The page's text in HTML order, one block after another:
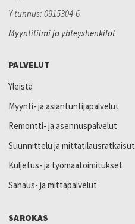
Y-tunnus: 0915304-6
Myyntitiimi ja yhteyshenkilöt
PALVELUT
Yleistä
Myynti- ja asiantuntijapalvelut
Remontti- ja asennuspalvelut
Suunnittelu ja mittatilausratkaisut
Kuljetus- ja työmaatoimitukset
Sahaus- ja mittapalvelut
SAROKAS